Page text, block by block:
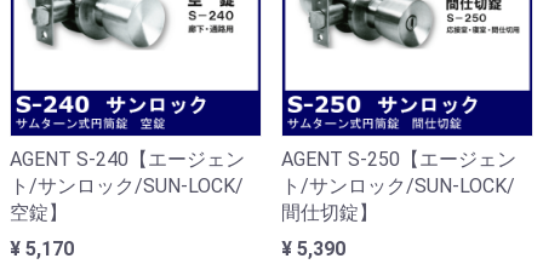
AGENT S-240【エージェン
ト/サンロック/SUN-LOCK/
空錠】
¥ 5,170
AGENT S-250【エージェン
ト/サンロック/SUN-LOCK/
間仕切錠】
¥ 5,390